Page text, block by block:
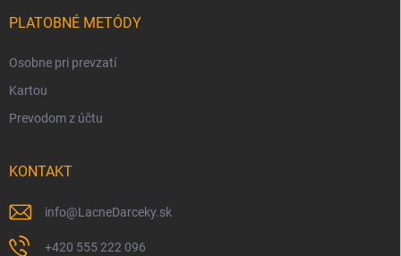
PLATOBNÉ METÓDY
Osobne pri prevzatí
Kartou
Prevodom z účtu
KONTAKT
info@LacneDarceky.sk
+420 555 222 096